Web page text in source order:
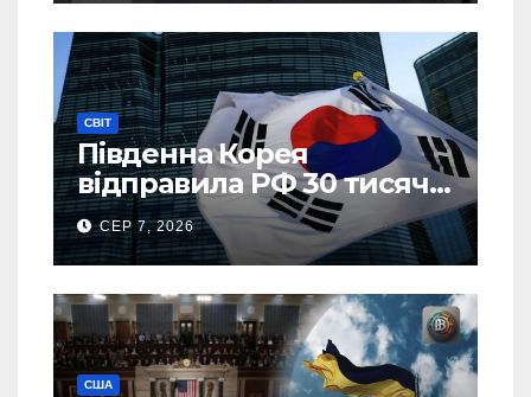
СВІТ
Південна Корея
відправила РФ 30 тисяч
тонн авіапалива
СЕР 7, 2026
США